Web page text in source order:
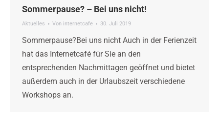
Sommerpause? – Bei uns nicht!
Aktuelles Von internetcafe 30. Juli 2019
Sommerpause?Bei uns nicht Auch in der Ferienzeit
hat das Internetcafé für Sie an den
entsprechenden Nachmittagen geöffnet und bietet
außerdem auch in der Urlaubszeit verschiedene
Workshops an.